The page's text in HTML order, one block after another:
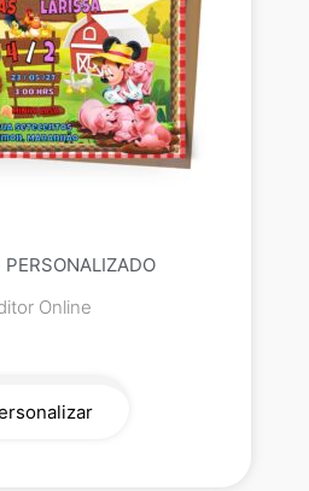
PERSONALIZADO
Online